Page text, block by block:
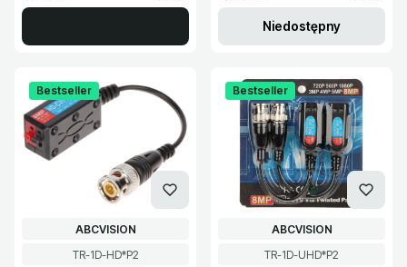
Niedostępny
Bestseller
Kod produktu
TR-1D-HD*P2
PRODUCENT
ABCVISION
Bestseller
Kod produktu
TR-1D-UHD*P2
PRODUCENT
ABCVISION